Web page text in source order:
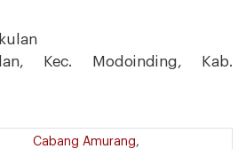
Kec. Modoinding, Kab.
Cabang Amurang,